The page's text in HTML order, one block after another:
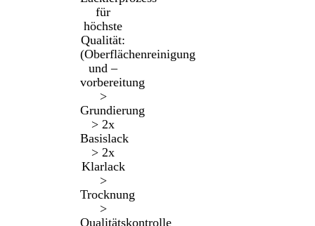
für
höchste
Qualität:
(Oberflächenreinigung
und –
vorbereitung
>
Grundierung
> 2x
Basislack
> 2x
Klarlack
>
Trocknung
>
Qualitätskontrolle